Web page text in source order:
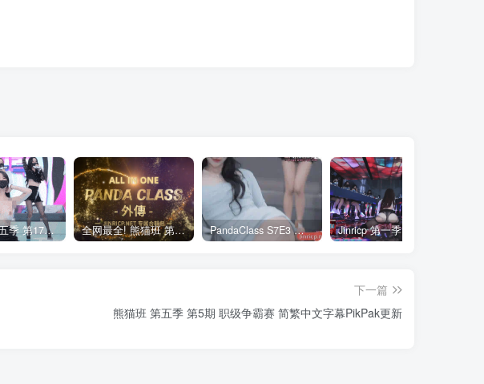
熊猫班 第五季 第17期 最终职级赛&完结 全网最全! 熊猫班 第6季 外传 SpinOff 全集 All in one 合集版 中英韩简繁字幕外挂版 PandaClass S7E3 熊猫班 第7季 第3期 二十一点日 中英韩简繁字幕
下一篇
熊猫班 第五季 第5期 职级争霸赛 简繁中文字幕PikPak更新